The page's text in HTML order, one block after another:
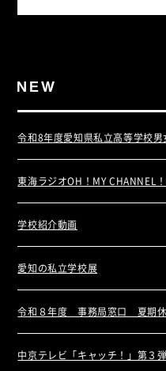
令和8年度愛知県私立高等学校
東海ラジオOH！MY CHANNEL
学校紹介動画
愛知の私立学校展
令和８年度 事務局窓口 夏期休
中京テレビ「キャッチ！」第３